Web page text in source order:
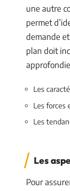
une autre
permet
demande
plan doit
Les
Les forces
Les
Les
Pour